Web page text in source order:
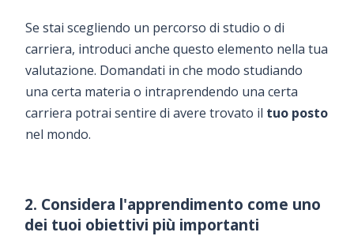
Se stai scegliendo un percorso di studio o di
carriera, introduci anche questo elemento nella tua
valutazione. Domandati in che modo studiando
una certa materia o intraprendendo una certa
carriera potrai sentire di avere trovato il tuo posto
nel mondo.
2. Considera l'apprendimento come uno
dei tuoi obiettivi più importanti